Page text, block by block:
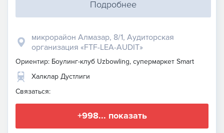
Подробнее
микрорайон Алмазар, 8/1, Аудиторская
организация «FTF-LEA-AUDIT»
Ориентир: Боулинг-клуб Uzbowling, супермаркет Smart
Халклар Дустлиги
Связаться:
+998... показать